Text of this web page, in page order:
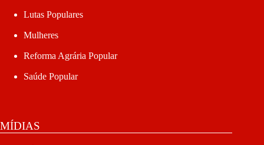
Lutas Populares
Mulheres
Reforma Agrária Popular
Saúde Popular
MÍDIAS